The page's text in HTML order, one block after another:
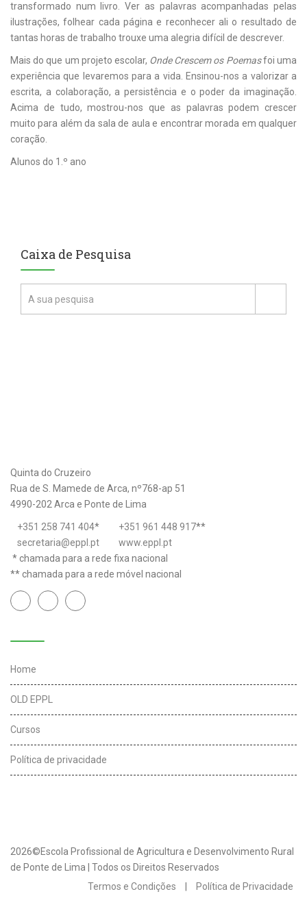
transformado num livro. Ver as palavras acompanhadas pelas
ilustrações, folhear cada página e reconhecer ali o resultado de
tantas horas de trabalho trouxe uma alegria difícil de descrever.
Mais do que um projeto escolar, Onde Crescem os Poemasfoi uma
experiência que levaremos para a vida. Ensinou-nos a valorizar a
escrita, a colaboração, a persistência e o poder da imaginação.
Acima de tudo, mostrou-nos que as palavras podem crescer
muito para além da sala de aula e encontrar morada em qualquer
coração.
Alunos do 1.º ano
Caixa de Pesquisa
Quinta do Cruzeiro
Rua de S. Mamede de Arca, nº768-ap 51
4990-202 Arca e Ponte de Lima
+351 258 741 404* +351 961 448 917**
secretaria@eppl.pt
www.eppl.pt
* chamada para a rede fixa nacional
** chamada para a rede móvel nacional
Home
OLD EPPL
Cursos
Política de privacidade
2026©Escola Profissional de Agricultura e Desenvolvimento Rural
de Ponte de Lima | Todos os Direitos Reservados
Termos e Condições
Política de Privacidade